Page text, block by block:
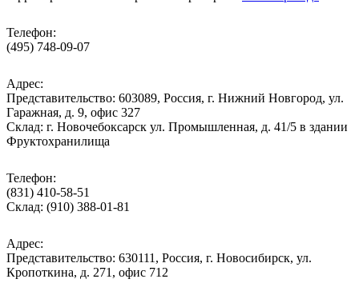
Телефон:
(495) 748-09-07
Адрес:
Представительство: 603089, Россия, г. Нижний Новгород, ул.
Гаражная, д. 9, офис 327
Склад: г. Новочебоксарск ул. Промышленная, д. 41/5 в здании
Фруктохранилища
Телефон:
(831) 410-58-51
Склад: (910) 388-01-81
Адрес:
Представительство: 630111, Россия, г. Новосибирск, ул.
Кропоткина, д. 271, офис 712